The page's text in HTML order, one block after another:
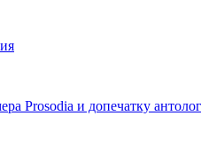
Prosodia и допечатку